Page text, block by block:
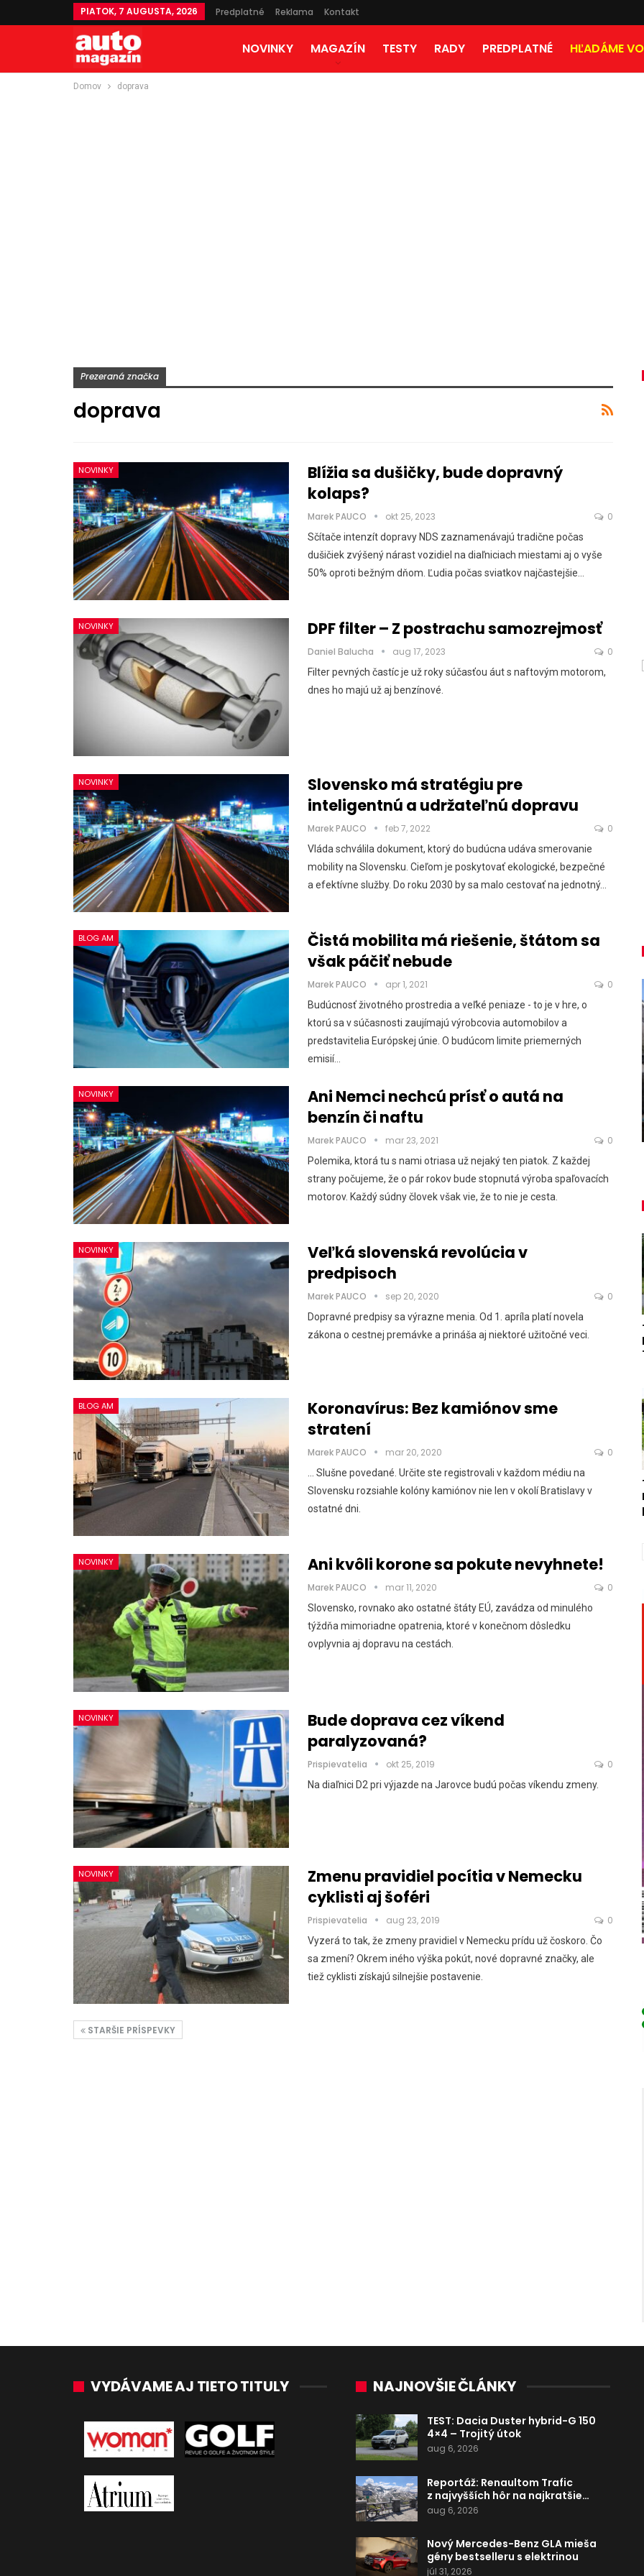
PIATOK, 7 AUGUSTA, 2026 Predplatné Reklama Kontakt
NOVINKY MAGAZÍN TESTY RADY PREDPLATNÉ HĽADÁME
Domov doprava
Prezeraná značka
doprava
NOVINKY
Blížia sa dušičky, bude dopravný
kolaps?
Marek PAUCO okt 25, 2023 0
Sčítače intenzít dopravy NDS zaznamenávajú tradične počas
dušičiek zvýšený nárast vozidiel na diaľniciach miestami aj o vyše
50% oproti bežným dňom. Ľudia počas sviatkov najčastejšie…
NOVINKY DPF filter – Z postrachu samozrejmosť
Daniel Balucha aug 17, 2023 0
Filter pevných častíc je už roky súčasťou áut s naftovým motorom,
dnes ho majú už aj benzínové.
NOVINKY
Slovensko má stratégiu pre
inteligentnú a udržateľnú dopravu
Marek PAUCO feb 7, 2022 0
Vláda schválila dokument, ktorý do budúcna udáva smerovanie
mobility na Slovensku. Cieľom je poskytovať ekologické, bezpečné
a efektívne služby. Do roku 2030 by sa malo cestovať na jednotný…
BLOG AM
Čistá mobilita má riešenie, štátom sa
však páčiť nebude
Marek PAUCO apr 1, 2021 0
Budúcnosť životného prostredia a veľké peniaze - to je v hre, o
ktorú sa v súčasnosti zaujímajú výrobcovia automobilov a
predstavitelia Európskej únie. O budúcom limite priemerných
emisií…
NOVINKY
Ani Nemci nechcú prísť o autá na
benzín či naftu
Marek PAUCO mar 23, 2021 0
Polemika, ktorá tu s nami otriasa už nejaký ten piatok. Z každej
strany počujeme, že o pár rokov bude stopnutá výroba spaľovacích
motorov. Každý súdny človek však vie, že to nie je cesta.
NOVINKY
Veľká slovenská revolúcia v
predpisoch
Marek PAUCO sep 20, 2020 0
Dopravné predpisy sa výrazne menia. Od 1. apríla platí novela
zákona o cestnej premávke a prináša aj niektoré užitočné veci.
BLOG AM
Koronavírus: Bez kamiónov sme
stratení
Marek PAUCO mar 20, 2020 0
... Slušne povedané. Určite ste registrovali v každom médiu na
Slovensku rozsiahle kolóny kamiónov nie len v okolí Bratislavy v
ostatné dni.
NOVINKY Ani kvôli korone sa pokute nevyhnete!
Marek PAUCO mar 11, 2020 0
Slovensko, rovnako ako ostatné štáty EÚ, zavádza od minulého
týždňa mimoriadne opatrenia, ktoré v konečnom dôsledku
ovplyvnia aj dopravu na cestách.
NOVINKY
Bude doprava cez víkend
paralyzovaná?
Prispievatelia okt 25, 2019 0
Na diaľnici D2 pri výjazde na Jarovce budú počas víkendu zmeny.
NOVINKY
Zmenu pravidiel pocítia v Nemecku
cyklisti aj šoféri
Prispievatelia aug 23, 2019 0
Vyzerá to tak, že zmeny pravidiel v Nemecku prídu už čoskoro. Čo
sa zmení? Okrem iného výška pokút, nové dopravné značky, ale
tiež cyklisti získajú silnejšie postavenie.
STARŠIE PRÍSPEVKY
AUTO TESTY
2,5-litrový motor. Pôjde to…
Peter varga júl 31, 2026 0
4×4 – Trojitý útok
Daniel Balucha
VYDÁVAME AJ TIETO TITULY NAJNOVŠIE ČLÁNKY
TEST: Dacia Duster hybrid-G 150
4×4 – Trojitý útok
aug 6, 2026
Reportáž: Renaultom Trafic
z najvyšších hôr na najkratšie…
aug 6, 2026
Nový Mercedes-Benz GLA mieša
gény bestselleru s elektrinou
júl 31, 2026